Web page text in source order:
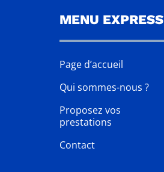
MENU EXPRESS
Page d’accueil
Qui sommes-nous ?
Proposez vos
prestations
Contact